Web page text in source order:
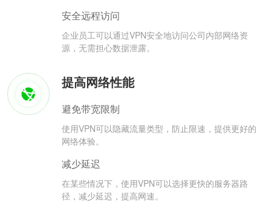
安全远程访问
企业员工可以通过VPN安全地访问公司内部网络资
源，无需担心数据泄露。
提高网络性能
避免带宽限制
使用VPN可以隐藏流量类型，防止限速，提供更好的
网络体验。
减少延迟
在某些情况下，使用VPN可以选择更快的服务器路
径，减少延迟，提高网速。